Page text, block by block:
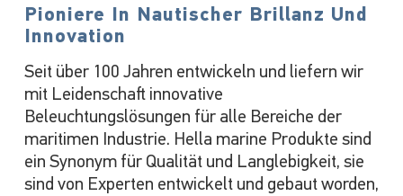
Pioniere In Nautischer Brillanz Und
Innovation
Seit über 100 Jahren entwickeln und liefern wir
mit Leidenschaft innovative
Beleuchtungslösungen für alle Bereiche der
maritimen Industrie. Hella marine Produkte sind
ein Synonym für Qualität und Langlebigkeit, sie
sind von Experten entwickelt und gebaut worden,